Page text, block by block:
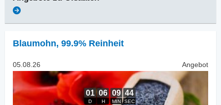
Blaumohn, 99.9% Reinheit
05.08.26 Angebot